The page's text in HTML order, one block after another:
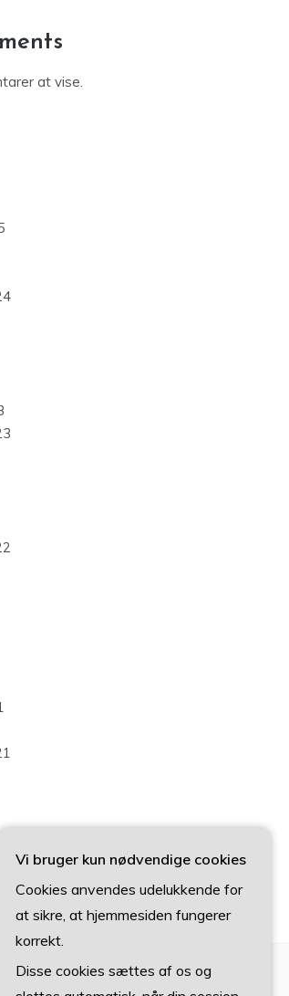
at vise.
Vi bruger kun nødvendige cookies
Cookies anvendes udelukkende for
at sikre, at hjemmesiden fungerer
korrekt.
Disse cookies sættes af os og